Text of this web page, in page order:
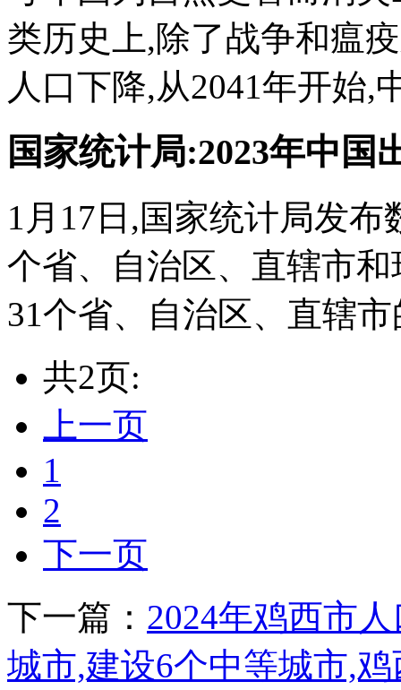
类历史上,除了战争和瘟
人口下降,从2041年开始,
国家统计局:2023年中国
1月17日,国家统计局发
个省、自治区、直辖市
31个省、自治区、直辖
共2页:
上一页
1
2
下一页
下一篇： 2024年鸡西市
城市,建设6个中等城市,